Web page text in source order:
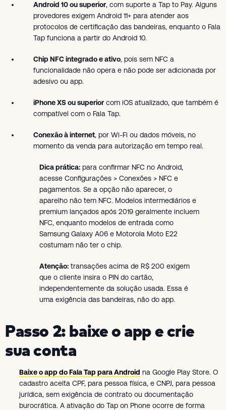
Android 10 ou superior, com suporte a Tap to Pay. Alguns
provedores exigem Android 11+ para atender aos
protocolos de certificação das bandeiras, enquanto o Fala
Tap funciona a partir do Android 10.
Chip NFC integrado e ativo, pois sem NFC a
funcionalidade não opera e não pode ser adicionada por
adesivo ou app.
iPhone XS ou superiorcom iOS atualizado, que também é
compatível com o Fala Tap.
Conexão à internet, por Wi-Fi ou dados móveis, no
momento da venda para autorização em tempo real.
Dica prática: para confirmar NFC no Android,
acesse Configurações > Conexões > NFC e
pagamentos. Se a opção não aparecer, o
aparelho não tem NFC. Modelos intermediários e
premium lançados após 2019 geralmente incluem
NFC, enquanto modelos de entrada como
Samsung Galaxy A06 e Motorola Moto E22
costumam não ter o chip.
Atenção: transações acima de R$ 200 exigem
que o cliente insira o PIN do cartão,
independentemente da solução usada. Essa é
uma exigência das bandeiras, não do app.
Passo 2: baixe o app e crie
sua conta
Baixe o app do Fala Tap para Android na Google Play Store. O
cadastro aceita CPF, para pessoa física, e CNPJ, para pessoa
jurídica, sem exigência de contrato ou documentação
burocrática. A ativação do Tap on Phone ocorre de forma